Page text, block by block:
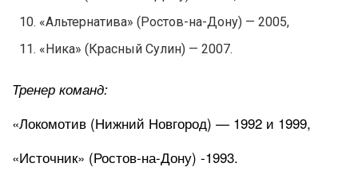
«Альтернатива» (Ростов-на-Дону) — 2005,
«Ника» (Красный Сулин) — 2007.
Тренер команд:
«Локомотив (Нижний Новгород) — 1992 и 1999,
«Источник» (Ростов-на-Дону) -1993.